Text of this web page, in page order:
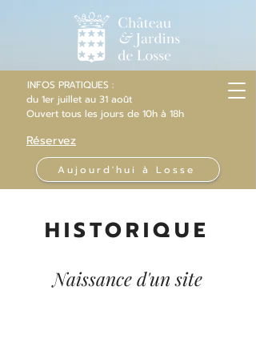
INFOS PRATIQUES :
du 1er juillet au 31 août
Ouvert tous les jours de 10h à 18h
Réservez
Aujourd'hui à Losse
HISTORIQUE
Naissance d'un site